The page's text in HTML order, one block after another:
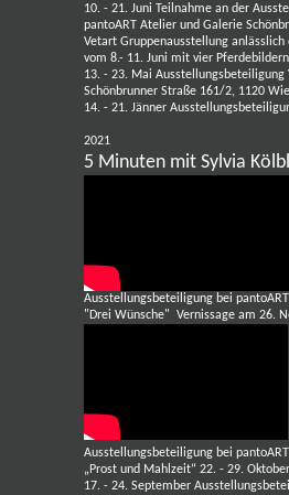
10. - 21. Juni Teilnahme an der
pantoART Atelier und Galerie
Vetart Gruppenausstellung anlässlich
vom 8.- 11. Juni mit vier Pferdebildern
13. - 23. Mai Ausstellungsbeteiligung
Schönbrunner Straße 161/2, 1120
14. - 21. Jänner
2021
5 Minuten mit Sylvia
Ausstellungsbeteiligung bei
"Drei Wünsche" Vernissage am 26.
Ausstellungsbeteiligung bei
„Prost und Mahlzeit“ 22. - 29.
17. - 24. September